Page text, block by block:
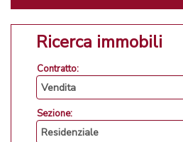
Ricerca immobili
Contratto:
Sezione: